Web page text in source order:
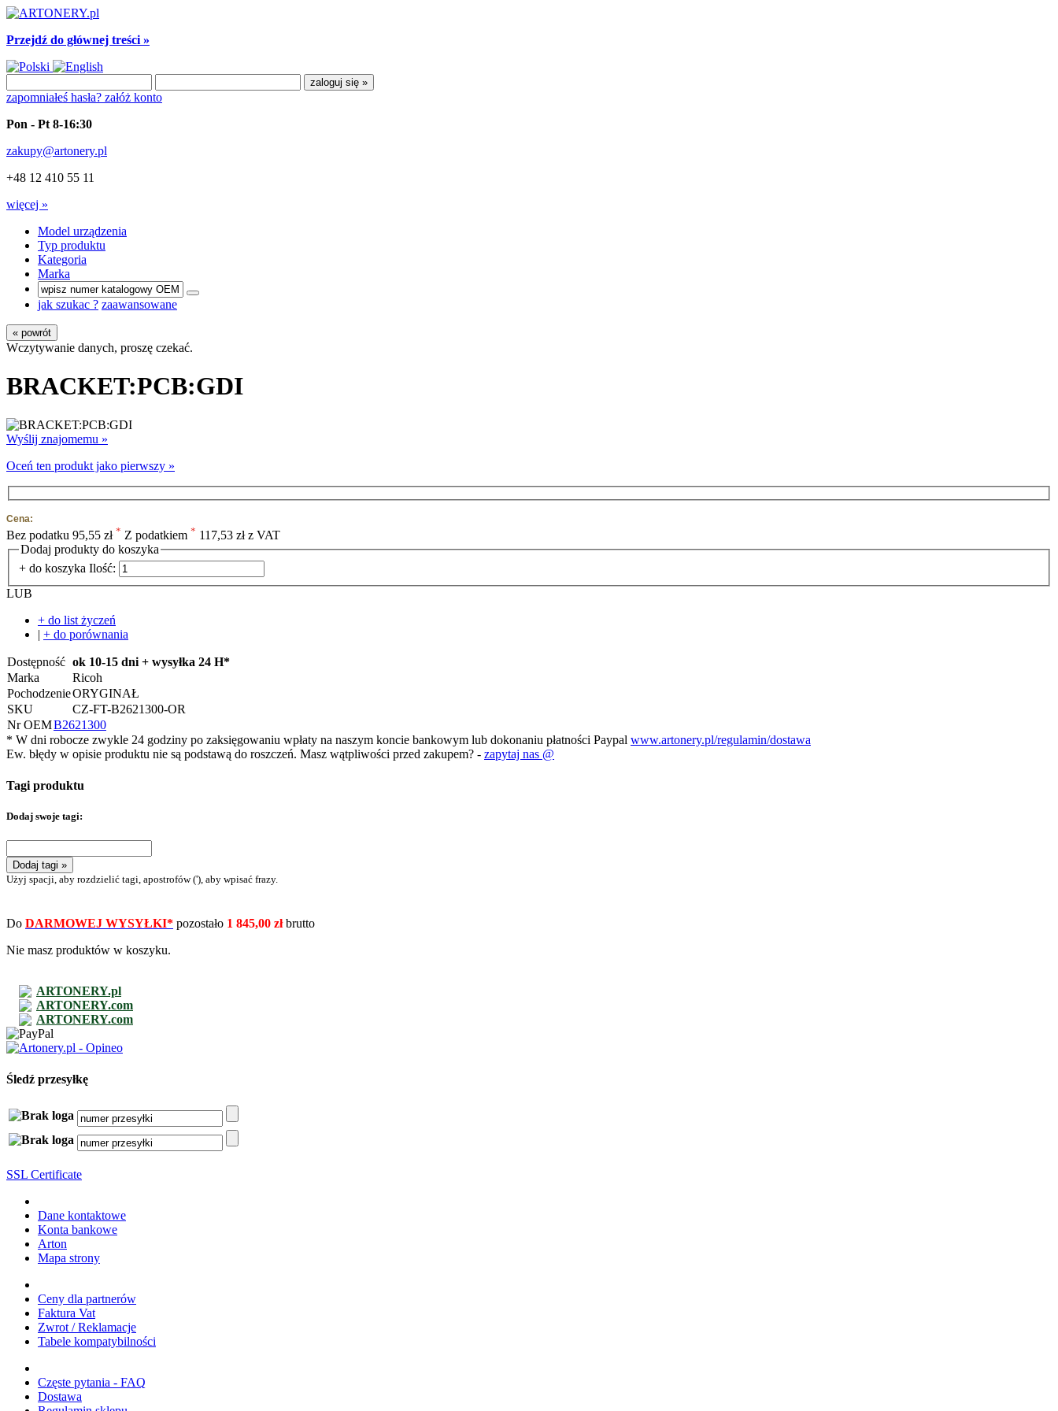
Przejdź do głównej treści »
zapomniałeś hasła? załóż konto
Pon - Pt 8-16:30
zakupy@artonery.pl
+48 12 410 55 11
więcej »
Model urządzenia
Typ produktu
Kategoria
Marka
jak szukac ? zaawansowane
« powrót
Wczytywanie danych, proszę czekać.
BRACKET:PCB:GDI
Wyślij znajomemu »
Oceń ten produkt jako pierwszy »
Cena:
Bez podatku 95,55 zł * Z podatkiem * 117,53 zł z VAT
Dodaj produkty do koszyka
+ do koszyka Ilość:
LUB
+ do list życzeń
| + do porównania
Dostępność ok 10-15 dni + wysyłka 24 H*
Marka
Ricoh
PochodzenieORYGINAŁ
SKU
CZ-FT-B2621300-OR
Nr OEMB2621300
* W dni robocze zwykle 24 godziny po zaksięgowaniu wpłaty na naszym koncie bankowym lub dokonaniu płatności Paypal www.artonery.pl/regulamin/dostawa
Ew. błędy w opisie produktu nie są podstawą do roszczeń. Masz wątpliwości przed zakupem? - zapytaj nas @
Tagi produktu
Dodaj swoje tagi:
Dodaj tagi »
Użyj spacji, aby rozdzielić tagi, apostrofów ('), aby wpisać frazy.
Do DARMOWEJ WYSYŁKI* pozostało 1 845,00 złbrutto
Nie masz produktów w koszyku.
ARTONERY.pl
ARTONERY.com
ARTONERY.com
Śledź przesyłkę
SSL Certificate
Dane kontaktowe
Konta bankowe
Arton
Mapa strony
Ceny dla partnerów
Faktura Vat
Zwrot / Reklamacje
Tabele kompatybilności
Częste pytania - FAQ
Dostawa